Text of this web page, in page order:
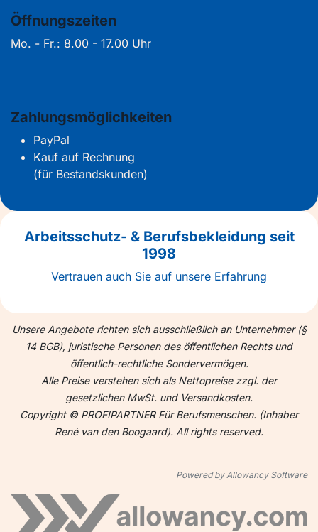
Öffnungszeiten
Mo. - Fr.: 8.00 - 17.00 Uhr
Zahlungsmöglichkeiten
PayPal
Kauf auf Rechnung
(für Bestandskunden)
Arbeitsschutz- & Berufsbekleidung seit
1998
Vertrauen auch Sie auf unsere Erfahrung
Unsere Angebote richten sich ausschließlich an Unternehmer (§
14 BGB), juristische Personen des öffentlichen Rechts und
öffentlich-rechtliche Sondervermögen.
Alle Preise verstehen sich als Nettopreise zzgl. der
gesetzlichen MwSt. und Versandkosten.
Copyright © PROFIPARTNER Für Berufsmenschen. (Inhaber
René van den Boogaard). All rights reserved.
Powered by Allowancy Software